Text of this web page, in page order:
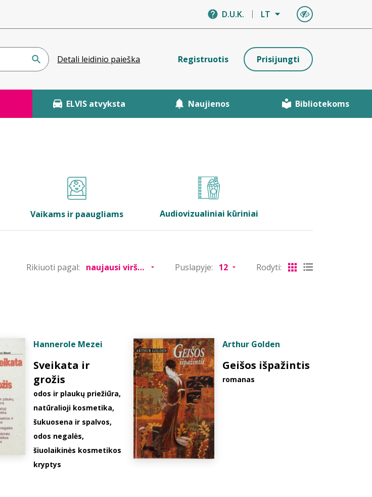
D.U.K. LT
Detali leidinio paieška Registruotis Prisijungti
ELVIS atvyksta Naujienos Bibliotekoms
Vaikams ir paaugliams Audiovizualiniai kūriniai
Rikiuoti pagal: Puslapyje: Rodyti:
Hannerole Mezei
Sveikata ir
grožis
odos ir plaukų priežiūra,
natūralioji kosmetika,
šukuosena ir spalvos,
odos negalės,
šiuolaikinės kosmetikos
kryptys
Arthur Golden
Geišos išpažintis
romanas